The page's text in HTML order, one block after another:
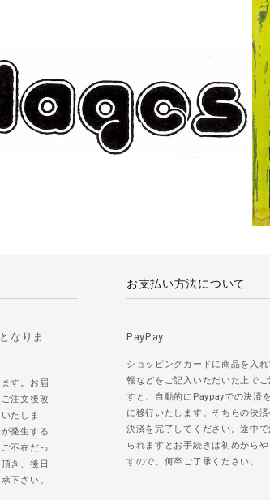
なりま
す。お届
注文後改
たしま
発生する
不在だっ
き、後日
下さい。
お支払い方法について
PayPay
ショッピングカードに商品を入
報などをご記入いただいた上でご
すと、自動的にPaypayでの決済
に移行いたします。そちらの決
決済を完了してください。途中
られますとお手続きは初めから
すので、何卒ご了承ください。